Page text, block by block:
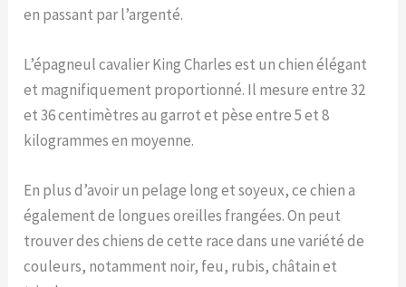
en passant par l’argenté.
L’épagneul cavalier King Charles est un chien élégant
et magnifiquement proportionné. Il mesure entre 32
et 36 centimètres au garrot et pèse entre 5 et 8
kilogrammes en moyenne.
En plus d’avoir un pelage long et soyeux, ce chien a
également de longues oreilles frangées. On peut
trouver des chiens de cette race dans une variété de
couleurs, notamment noir, feu, rubis, châtain et